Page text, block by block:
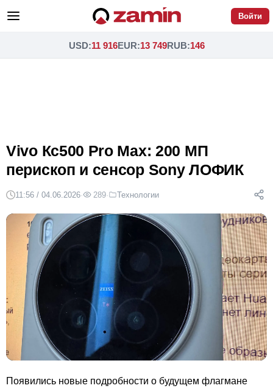
Войти
USD:11 916EUR:13 749RUB:146
Vivo Кс500 Pro Max: 200 МП
перископ и сенсор Sony ЛОФИК
11:56 / 04.06.2026· 289· Технологии
Появились новые подробности о будущем флагмане